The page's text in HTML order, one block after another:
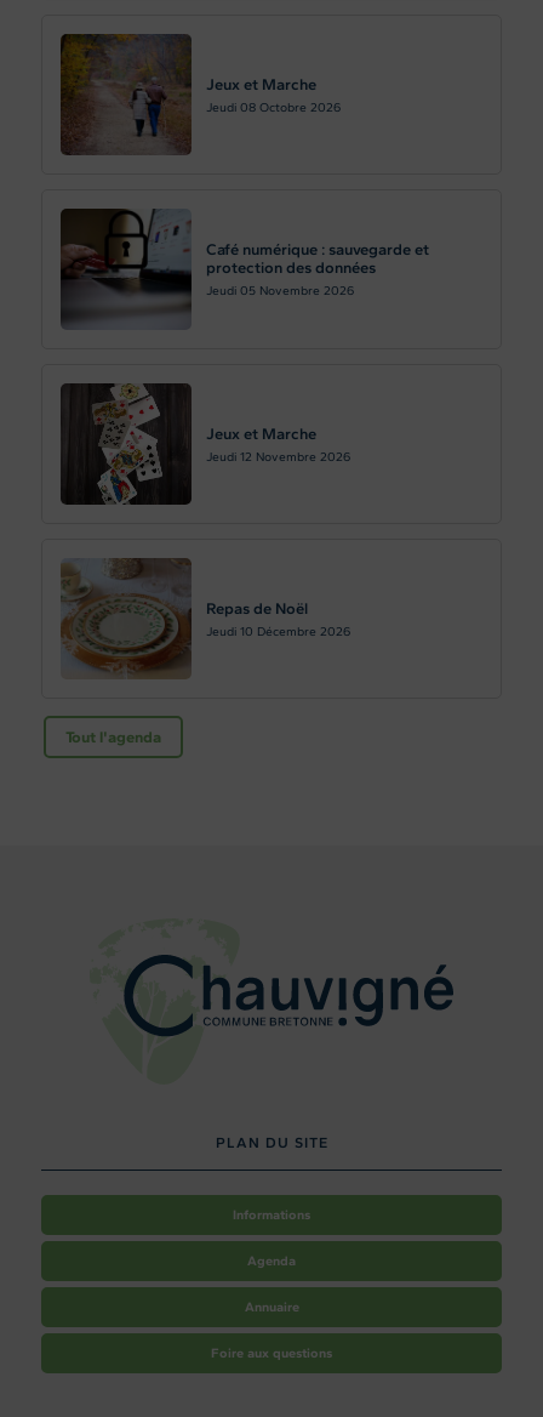
Jeux et Marche
Jeudi 08 Octobre 2026
Café numérique : sauvegarde et
protection des données
Jeudi 05 Novembre 2026
Jeux et Marche
Jeudi 12 Novembre 2026
Repas de Noël
Jeudi 10 Décembre 2026
Tout l'agenda
PLAN DU SITE
Informations
Agenda
Annuaire
Foire aux questions